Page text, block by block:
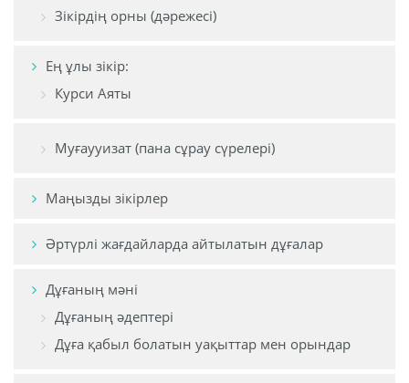
o'zbek
Зікірдің орны (дәрежесі)
Ең ұлы зікір:
Курси Аяты
Муғаууизат (пана сұрау сүрелері)
Маңызды зікірлер
Әртүрлі жағдайларда айтылатын дұғалар
Дұғаның мәні
Дұғаның әдептері
Дұға қабыл болатын уақыттар мен орындар